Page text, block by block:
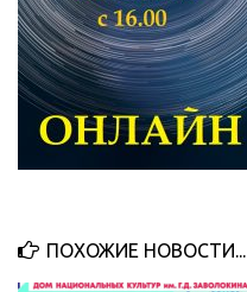
ПОХОЖИЕ НОВОСТИ...